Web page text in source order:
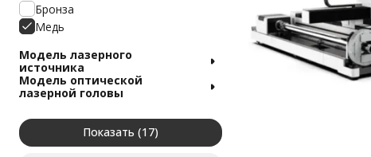
Бронза
Медь
Модель лазерного
источника
Модель оптической
лазерной головы
Показать